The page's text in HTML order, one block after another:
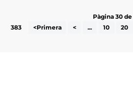
Pàgina 30 de
383
<Primera < ... 10 20